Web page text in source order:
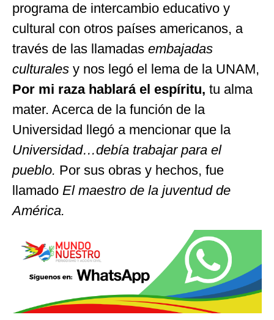
programa de intercambio educativo y
cultural con otros países americanos, a
través de las llamadas embajadas
culturales y nos legó el lema de la UNAM,
Por mi raza hablará el espíritu, tu alma
mater. Acerca de la función de la
Universidad llegó a mencionar que la
Universidad…debía trabajar para el
pueblo. Por sus obras y hechos, fue
llamado El maestro de la juventud de
América.